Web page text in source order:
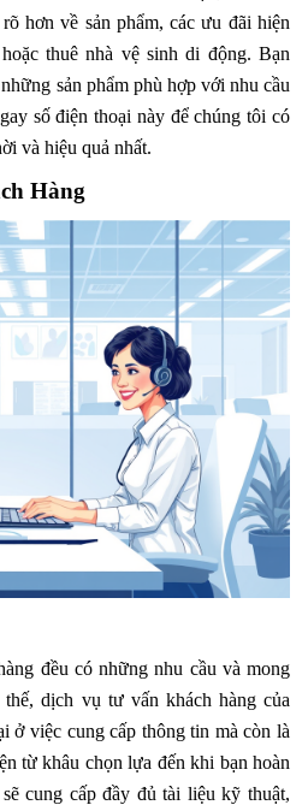
hơn về sản phẩm, các ưu đãi hiện
thuê nhà vệ sinh di động. Bạn
sản phẩm phù hợp với nhu cầu
số điện thoại này để chúng tôi có
và hiệu quả nhất.
Hàng
đều có những nhu cầu và mong
dịch vụ tư vấn khách hàng của
ở việc cung cấp thông tin mà còn là
từ khâu chọn lựa đến khi bạn hoàn
cung cấp đầy đủ tài liệu kỹ thuật,